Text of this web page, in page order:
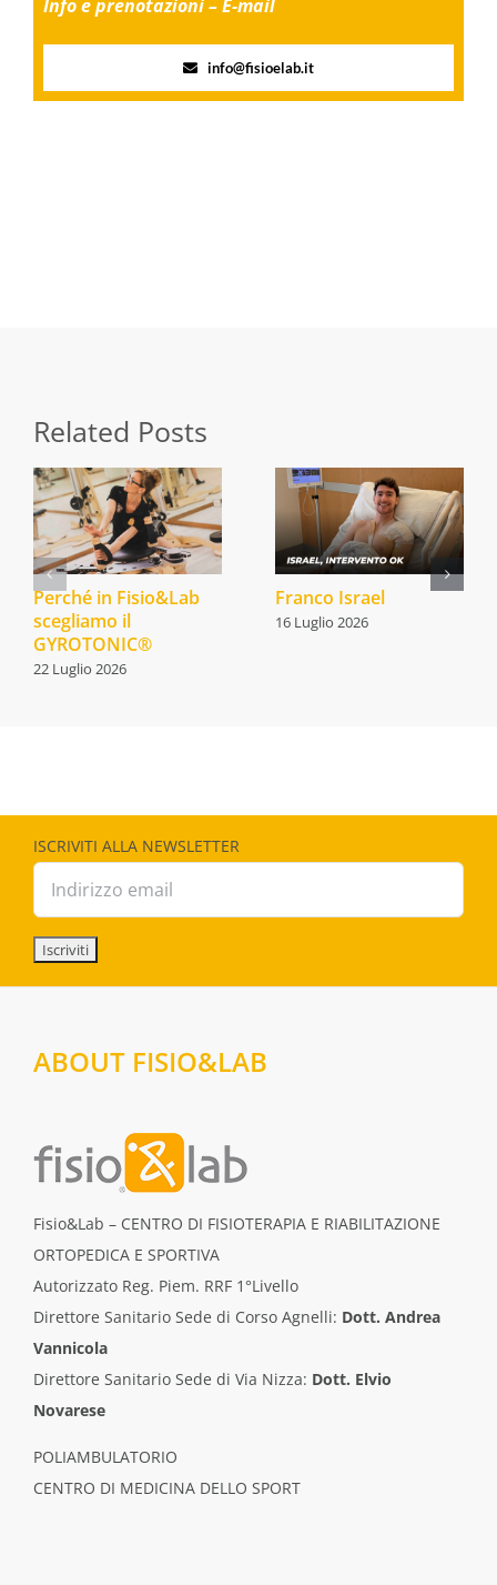
Info e prenotazioni – E-mail
info@fisioelab.it
Related Posts
Perché in Fisio&Lab
scegliamo il
GYROTONIC®
22 Luglio 2026
Franco Israel
16 Luglio 2026
ISCRIVITI ALLA NEWSLETTER
ABOUT FISIO&LAB
Fisio&Lab – CENTRO DI FISIOTERAPIA E RIABILITAZIONE
ORTOPEDICA E SPORTIVA
Autorizzato Reg. Piem. RRF 1°Livello
Direttore Sanitario Sede di Corso Agnelli: Dott. Andrea
Vannicola
Direttore Sanitario Sede di Via Nizza: Dott. Elvio
Novarese
POLIAMBULATORIO
CENTRO DI MEDICINA DELLO SPORT